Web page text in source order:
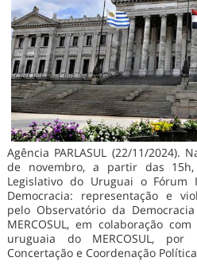
Agência PARLASUL (22/11/2024).
de novembro, a partir das
Legislativo do Uruguai o Fórum
Democracia: representação e
pelo Observatório da
MERCOSUL, em colaboração
uruguaia do MERCOSUL,
Concertação e Coordenação Política